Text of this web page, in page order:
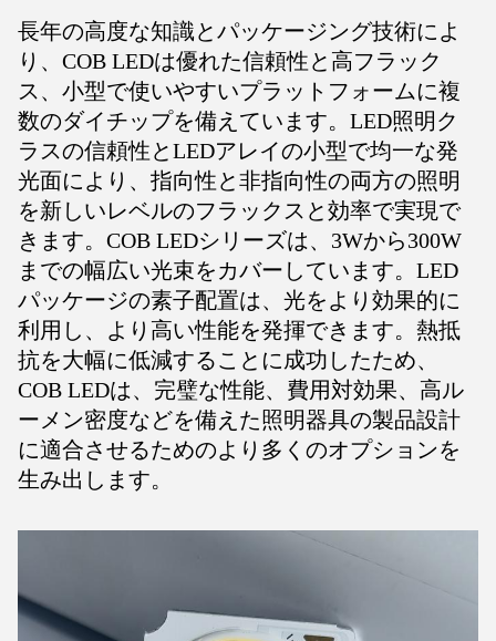
長年の高度な知識とパッケージング技術によ
り、COB LEDは優れた信頼性と高フラック
ス、小型で使いやすいプラットフォームに複
数のダイチップを備えています。LED照明ク
ラスの信頼性とLEDアレイの小型で均一な発
光面により、指向性と非指向性の両方の照明
を新しいレベルのフラックスと効率で実現で
きます。COB LEDシリーズは、3Wから300W
までの幅広い光束をカバーしています。LED
パッケージの素子配置は、光をより効果的に
利用し、より高い性能を発揮できます。熱抵
抗を大幅に低減することに成功したため、
COB LEDは、完璧な性能、費用対効果、高ル
ーメン密度などを備えた照明器具の製品設計
に適合させるためのより多くのオプションを
生み出します。